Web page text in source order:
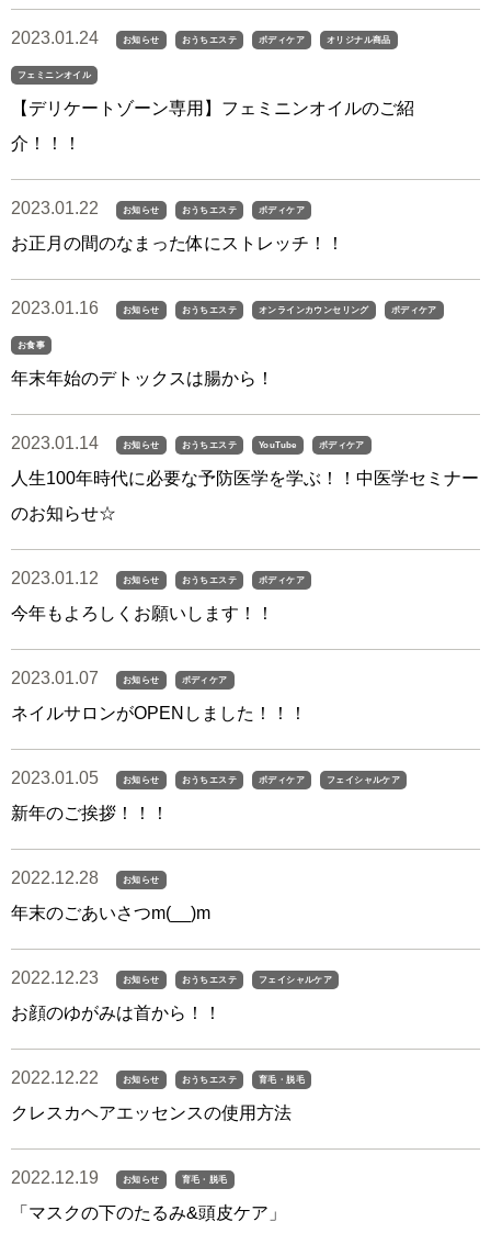
2023.01.24 お知らせ おうちエステ ボディケア オリジナル商品
フェミニンオイル
【デリケートゾーン専用】フェミニンオイルのご紹
介！！！
2023.01.22 お知らせ おうちエステ ボディケア
お正月の間のなまった体にストレッチ！！
2023.01.16 お知らせ おうちエステ オンラインカウンセリング ボディケア
お食事
年末年始のデトックスは腸から！
2023.01.14 お知らせ おうちエステ YouTube ボディケア
人生100年時代に必要な予防医学を学ぶ！！中医学セミナー
のお知らせ☆
2023.01.12 お知らせ おうちエステ ボディケア
今年もよろしくお願いします！！
2023.01.07 お知らせ ボディケア
ネイルサロンがOPENしました！！！
2023.01.05 お知らせ おうちエステ ボディケア フェイシャルケア
新年のご挨拶！！！
2022.12.28 お知らせ
年末のごあいさつm(__)m
2022.12.23 お知らせ おうちエステ フェイシャルケア
お顔のゆがみは首から！！
2022.12.22 お知らせ おうちエステ 育毛・脱毛
クレスカヘアエッセンスの使用方法
2022.12.19 お知らせ 育毛・脱毛
「マスクの下のたるみ&頭皮ケア」